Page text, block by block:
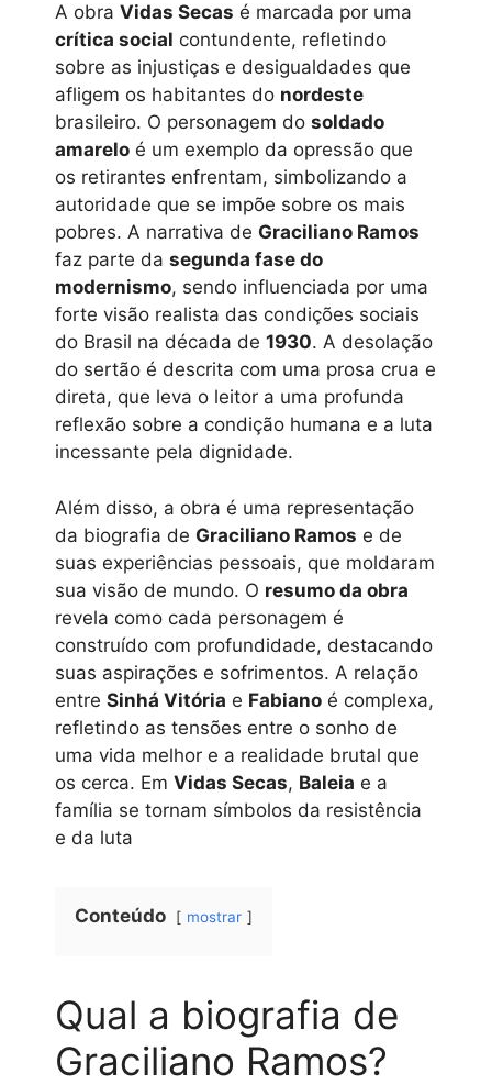
A obra Vidas Secas é marcada por uma
crítica social contundente, refletindo
sobre as injustiças e desigualdades que
afligem os habitantes do nordeste
brasileiro. O personagem do soldado
amarelo é um exemplo da opressão que
os retirantes enfrentam, simbolizando a
autoridade que se impõe sobre os mais
pobres. A narrativa de Graciliano Ramos
faz parte da segunda fase do
modernismo, sendo influenciada por uma
forte visão realista das condições sociais
do Brasil na década de 1930. A desolação
do sertão é descrita com uma prosa crua e
direta, que leva o leitor a uma profunda
reflexão sobre a condição humana e a luta
incessante pela dignidade.
Além disso, a obra é uma representação
da biografia de Graciliano Ramos e de
suas experiências pessoais, que moldaram
sua visão de mundo. O resumo da obra
revela como cada personagem é
construído com profundidade, destacando
suas aspirações e sofrimentos. A relação
entre Sinhá Vitória e Fabiano é complexa,
refletindo as tensões entre o sonho de
uma vida melhor e a realidade brutal que
os cerca. Em Vidas Secas, Baleia e a
família se tornam símbolos da resistência
e da luta
Conteúdo mostrar
Qual a biografia de
Graciliano Ramos?